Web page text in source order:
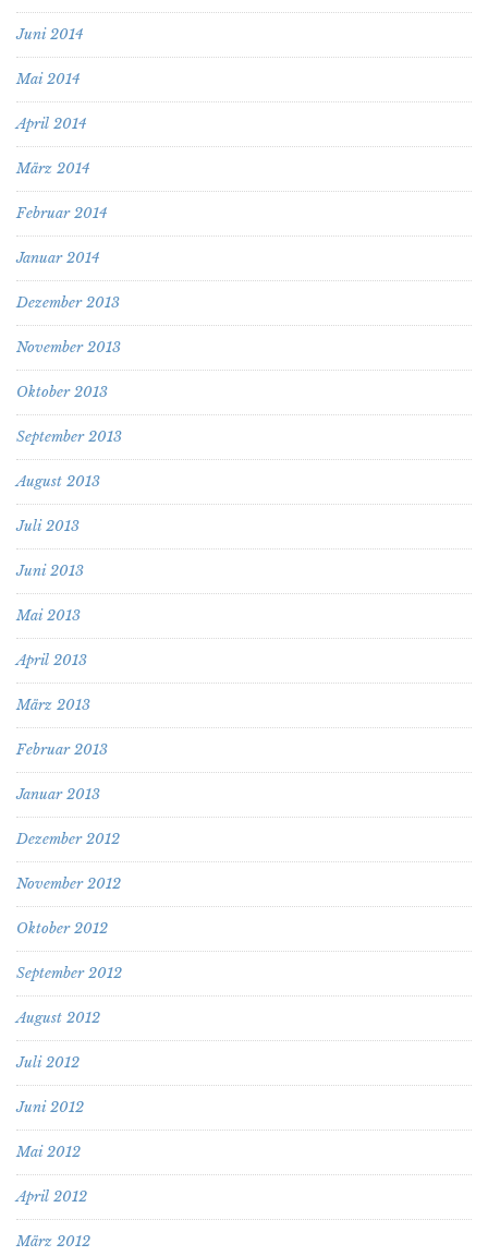
Juni 2014
Mai 2014
April 2014
März 2014
Februar 2014
Januar 2014
Dezember 2013
November 2013
Oktober 2013
September 2013
August 2013
Juli 2013
Juni 2013
Mai 2013
April 2013
März 2013
Februar 2013
Januar 2013
Dezember 2012
November 2012
Oktober 2012
September 2012
August 2012
Juli 2012
Juni 2012
Mai 2012
April 2012
März 2012